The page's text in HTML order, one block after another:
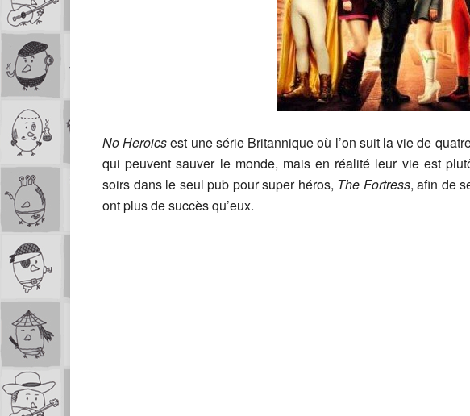
No Heroicsest une série Britannique où l’on suit la vie de
qui peuvent sauver le monde, mais en réalité leur vie est
soirs dans le seul pub pour super héros, The Fortress, afin de
ont plus de succès qu’eux.